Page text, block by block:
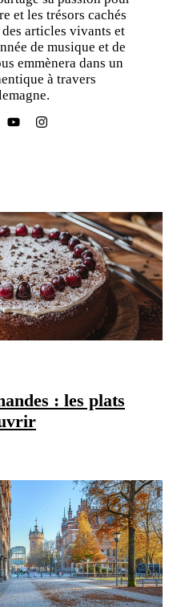
et les trésors cachés
articles vivants et
de musique et de
emmènera dans un
à travers
: les plats